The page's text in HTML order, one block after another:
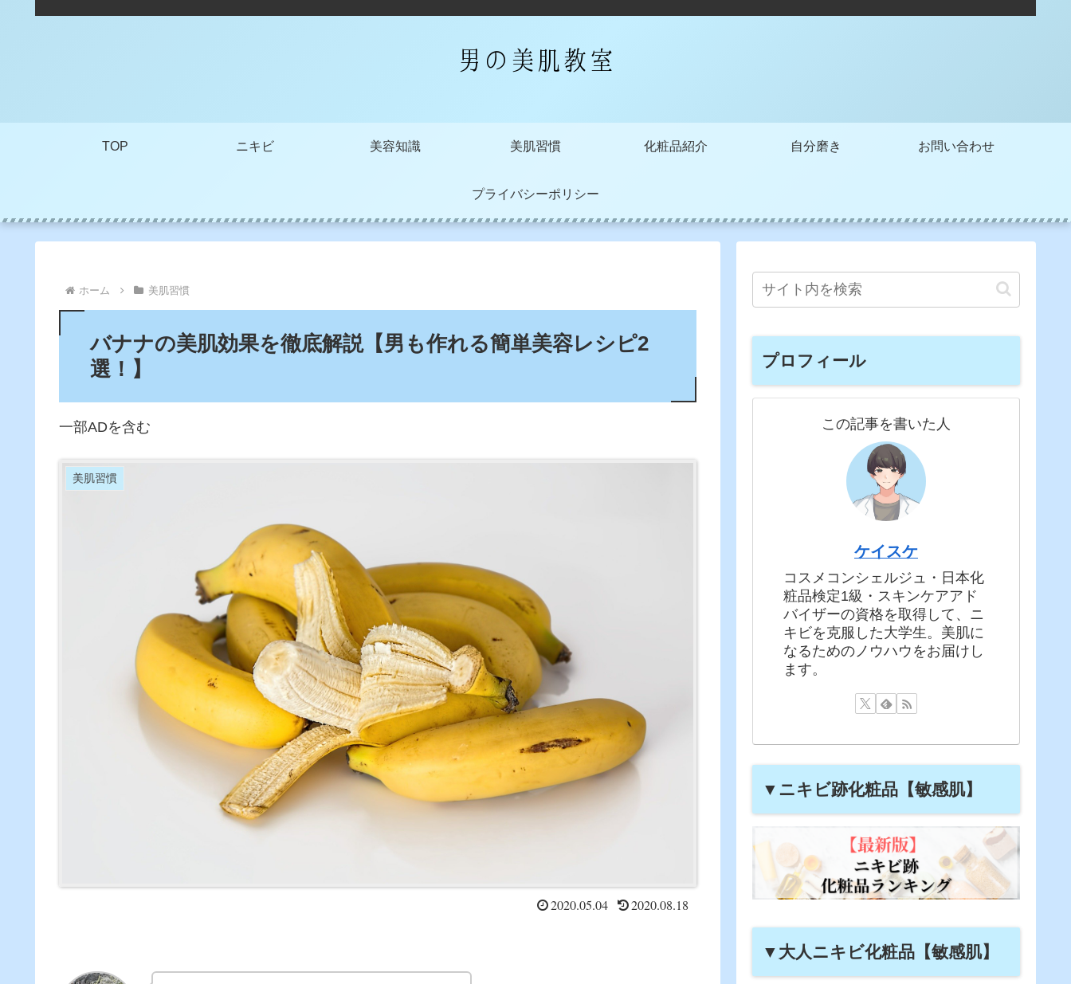
TOP ニキビ 美容知識 美肌習慣 化粧品紹介 自分磨き お問い合わせ
プライバシーポリシー
ホーム 美肌習慣
バナナの美肌効果を徹底解説【男も作れる簡単美容レシピ2
選！】
一部ADを含む
美肌習慣
2020.05.04 2020.08.18
プロフィール
この記事を書いた人
ケイスケ
コスメコンシェルジュ・日本化
粧品検定1級・スキンケアアド
バイザーの資格を取得して、ニ
キビを克服した大学生。美肌に
なるためのノウハウをお届けし
ます。
▼ニキビ跡化粧品【敏感肌】
▼大人ニキビ化粧品【敏感肌】